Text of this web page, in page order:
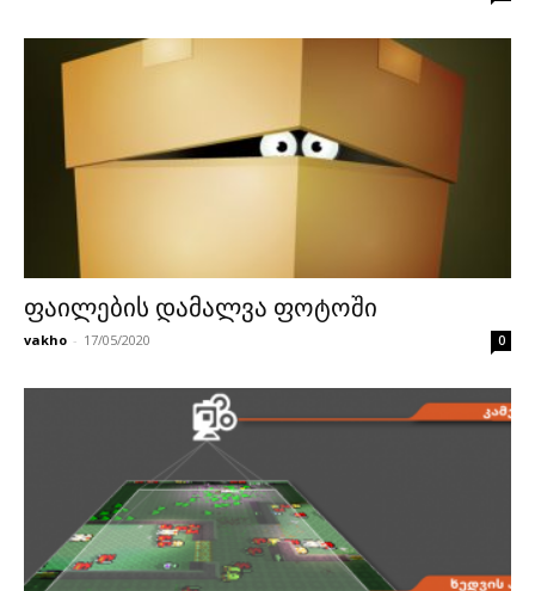
ფაილების დამალვა ფოტოში
vakho - 17/05/2020 0